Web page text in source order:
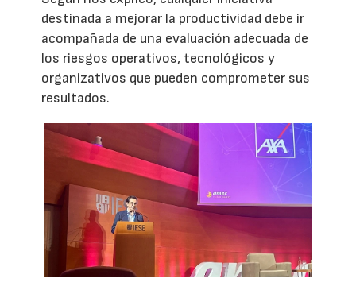
destinada a mejorar la productividad debe ir
acompañada de una evaluación adecuada de
los riesgos operativos, tecnológicos y
organizativos que pueden comprometer sus
resultados.